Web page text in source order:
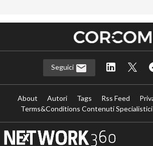
Seguici
About Autori Tags Rss Feed
Terms&Conditions Contenuti Specialistici